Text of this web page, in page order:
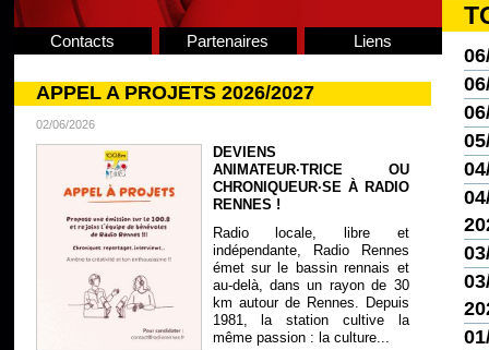
Contacts Partenaires Liens
APPEL A PROJETS 2026/2027
02/06/2026
DEVIENS
ANIMATEUR·TRICE OU
CHRONIQUEUR·SE À RADIO
RENNES !
Radio locale, libre et
indépendante, Radio Rennes
émet sur le bassin rennais et
au-delà, dans un rayon de 30
km autour de Rennes. Depuis
1981, la station cultive la
même passion : la culture...